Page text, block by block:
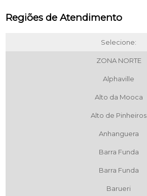
Regiões de Atendimento
Selecione:
ZONA NORTE
Alphaville
Alto da Mooca
Alto de Pinheiros
Anhanguera
Barra Funda
Barra Funda
Barueri